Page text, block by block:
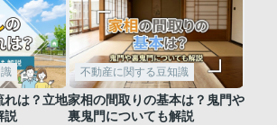
れは？立地
説
不動産に関する豆知識
家相の間取りの基本は？鬼門や
裏鬼門についても解説